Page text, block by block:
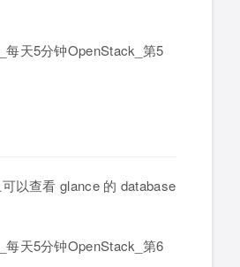
以查看 glance 的 database